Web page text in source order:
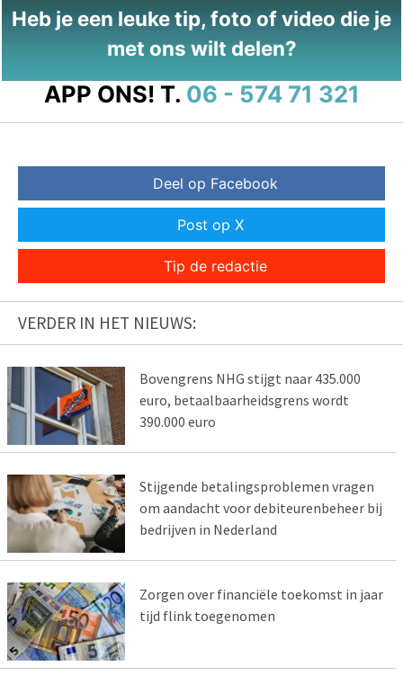
Heb je een leuke tip, foto of video die je
met ons wilt delen?
APP ONS! T. 06 - 574 71 321
Deel op Facebook
Post op X
Tip de redactie
VERDER IN HET NIEUWS:
Bovengrens NHG stijgt naar 435.000
euro, betaalbaarheidsgrens wordt
390.000 euro
Stijgende betalingsproblemen vragen
om aandacht voor debiteurenbeheer bij
bedrijven in Nederland
Zorgen over financiële toekomst in jaar
tijd flink toegenomen